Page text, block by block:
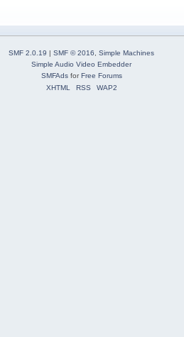
SMF 2.0.19 | SMF © 2016, Simple Machines
Simple Audio Video Embedder
SMFAdsforFree Forums
XHTML
RSS WAP2